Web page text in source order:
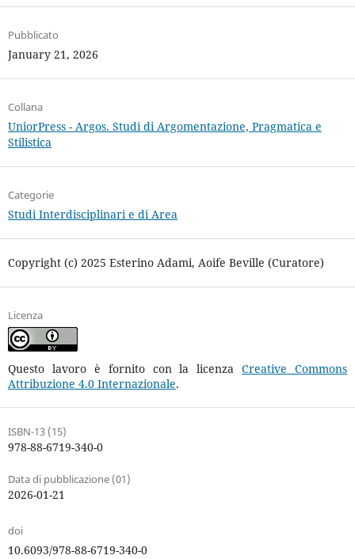
Pubblicato
January 21, 2026
Collana
UniorPress - Argos. Studi di Argomentazione, Pragmatica e
Stilistica
Categorie
Studi Interdisciplinari e di Area
Copyright (c) 2025 Esterino Adami, Aoife Beville (Curatore)
Licenza
Questo lavoro è fornito con la licenzaCreative Commons
Attribuzione 4.0 Internazionale.
ISBN-13 (15)
978-88-6719-340-0
Data di pubblicazione (01)
2026-01-21
doi
10.6093/978-88-6719-340-0